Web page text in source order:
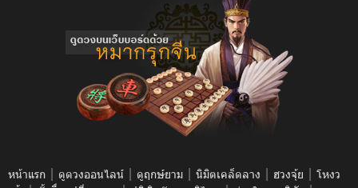
หน้าแรก | ดูดวงออนไลน์ | ดูฤกษ์ยาม | นิมิตเคล็ดลาง | ฮวงจุ้ย | โหงว